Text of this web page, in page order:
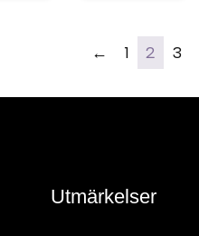
← 1 2 3
Utmärkelser